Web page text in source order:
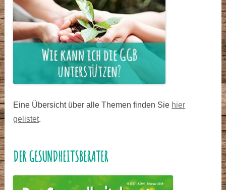
Eine Übersicht über alle Themen finden Sie hier
gelistet.
DER GESUNDHEITSBERATER